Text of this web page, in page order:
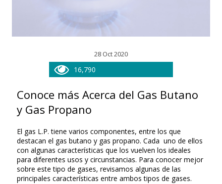
28 Oct 2020
16,790
Conoce más Acerca del Gas Butano
y Gas Propano
El gas L.P. tiene varios componentes, entre los que
destacan el gas butano y gas propano. Cada uno de ellos
con algunas características que los vuelven los ideales
para diferentes usos y circunstancias. Para conocer mejor
sobre este tipo de gases, revisamos algunas de las
principales características entre ambos tipos de gases.